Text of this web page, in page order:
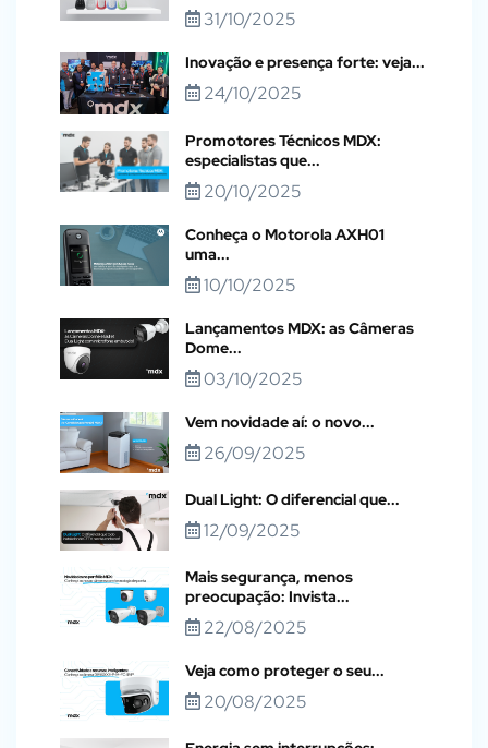
31/10/2025
Inovação e presença forte: veja...
24/10/2025
Promotores Técnicos MDX:
especialistas que...
20/10/2025
Conheça o Motorola AXH01
uma...
10/10/2025
Lançamentos MDX: as Câmeras
Dome...
03/10/2025
Vem novidade aí: o novo...
26/09/2025
Dual Light: O diferencial que...
12/09/2025
Mais segurança, menos
preocupação: Invista...
22/08/2025
Veja como proteger o seu...
20/08/2025